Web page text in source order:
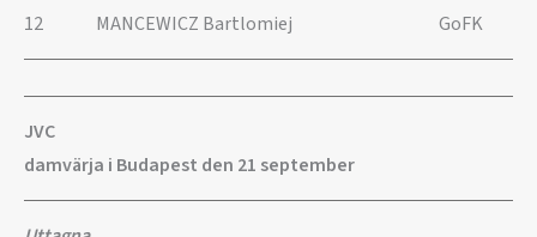
12 MANCEWICZ Bartlomiej GoFK
JVC
damvärja i Budapest den 21 september